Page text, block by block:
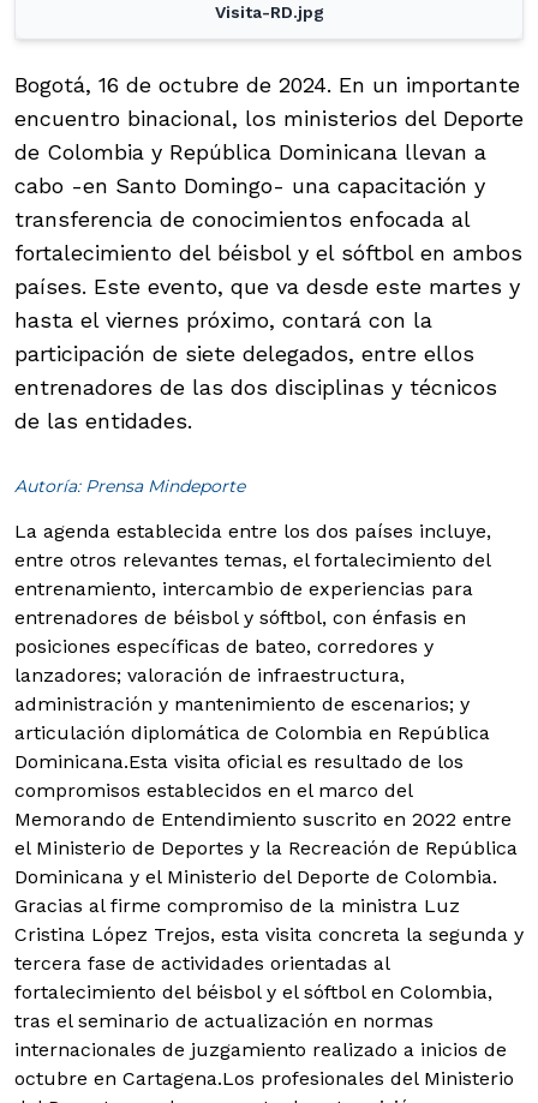
Visita-RD.jpg
Bogotá, 16 de octubre de 2024. En un importante
encuentro binacional, los ministerios del Deporte
de Colombia y República Dominicana llevan a
cabo -en Santo Domingo- una capacitación y
transferencia de conocimientos enfocada al
fortalecimiento del béisbol y el sóftbol en ambos
países. Este evento, que va desde este martes y
hasta el viernes próximo, contará con la
participación de siete delegados, entre ellos
entrenadores de las dos disciplinas y técnicos
de las entidades.
Autoría: Prensa Mindeporte
La agenda establecida entre los dos países incluye,
entre otros relevantes temas, el fortalecimiento del
entrenamiento, intercambio de experiencias para
entrenadores de béisbol y sóftbol, con énfasis en
posiciones específicas de bateo, corredores y
lanzadores; valoración de infraestructura,
administración y mantenimiento de escenarios; y
articulación diplomática de Colombia en República
Dominicana.Esta visita oficial es resultado de los
compromisos establecidos en el marco del
Memorando de Entendimiento suscrito en 2022 entre
el Ministerio de Deportes y la Recreación de República
Dominicana y el Ministerio del Deporte de Colombia.
Gracias al firme compromiso de la ministra Luz
Cristina López Trejos, esta visita concreta la segunda y
tercera fase de actividades orientadas al
fortalecimiento del béisbol y el sóftbol en Colombia,
tras el seminario de actualización en normas
internacionales de juzgamiento realizado a inicios de
octubre en Cartagena.Los profesionales del Ministerio